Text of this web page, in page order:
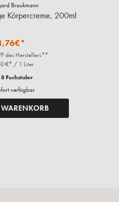
Braukmann
Körpercreme, 200ml
des Herstellers**
€* / 1 Liter
8 Fuchstaler
verfügbar